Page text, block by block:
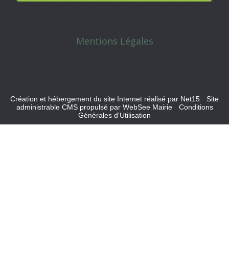
Mentions Légales
Création et hébergement du site Internet réalisé par Net15
Site
administrable CMS propulsé par WebSee Mairie- Conditions
Générales d'Utilisation